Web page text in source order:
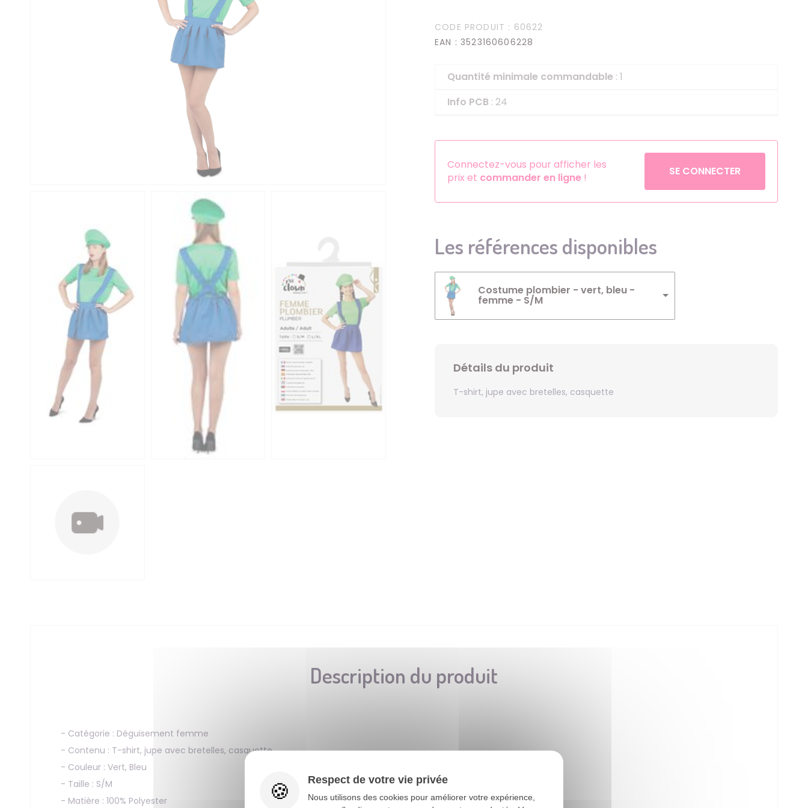
Sets d'accessoires
Petronix Defenders
Pokémon
Robin des Bois
CODE PRODUIT : 60622
EAN : 3523160606228
Quantité minimale commandable : 1
Info PCB : 24
Connectez-vous pour afficher les
prix et commander en ligne ! SE CONNECTER
Les références disponibles
Costume plombier - vert, bleu -
femme - S/M
Détails du produit
T-shirt, jupe avec bretelles, casquette
Description du produit
- Catégorie : Déguisement femme
- Contenu : T-shirt, jupe avec bretelles, casquette
- Couleur : Vert, Bleu
- Taille : S/M
- Matière : 100% Polyester
Respect de votre vie privée
Nous utilisons des cookies pour améliorer votre expérience,